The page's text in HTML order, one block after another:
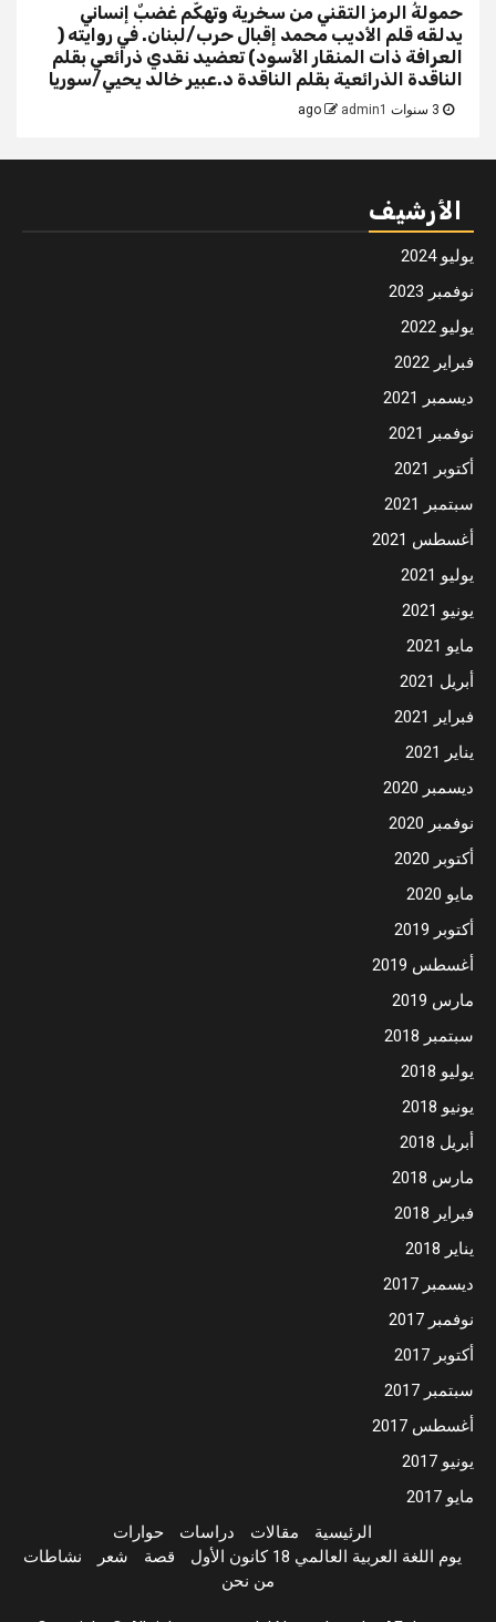
حمولةُ الرمز التقني من سخرية وتهكّم غضبٌ إنساني
يدلقه قلم الأديب محمد إقبال حرب/لبنان. في روايته (
العرافة ذات المنقار الأسود) تعضيد نقدي ذرائعي بقلم
الناقدة الذرائعية بقلم الناقدة د.عبير خالد يحيي/سوريا
admin1
الأرشيف
يوليو 2024
نوفمبر 2023
يوليو 2022
فبراير 2022
ديسمبر 2021
نوفمبر 2021
أكتوبر 2021
سبتمبر 2021
أغسطس 2021
يوليو 2021
يونيو 2021
مايو 2021
أبريل 2021
فبراير 2021
يناير 2021
ديسمبر 2020
نوفمبر 2020
أكتوبر 2020
مايو 2020
أكتوبر 2019
أغسطس 2019
مارس 2019
سبتمبر 2018
يوليو 2018
يونيو 2018
أبريل 2018
مارس 2018
فبراير 2018
يناير 2018
ديسمبر 2017
نوفمبر 2017
أكتوبر 2017
سبتمبر 2017
أغسطس 2017
يونيو 2017
مايو 2017
الرئيسية
مقالات دراسات
حوارات
يوم اللغة العربية العالمي 18 كانون الأول
قصة شعر
نشاطات
من نحن